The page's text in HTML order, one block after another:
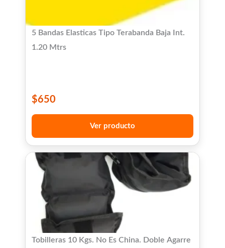
5 Bandas Elasticas Tipo Terabanda Baja Int.
1.20 Mtrs
$650
Ver producto
Tobilleras 10 Kgs. No Es China. Doble Agarre